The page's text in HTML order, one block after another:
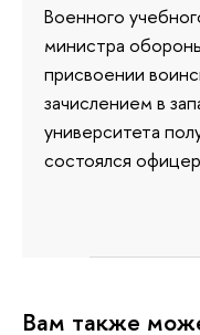
Военного
министра
присвоении
зачислением в
университета
состоялся
Вам также